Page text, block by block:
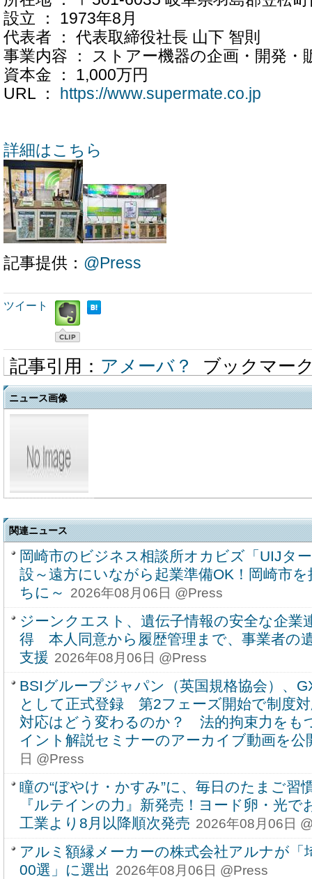
設立 ： 1973年8月
代表者 ： 代表取締役社長 山下 智則
事業内容 ： ストアー機器の企画・開発・
資本金 ： 1,000万円
URL ：
https://www.supermate.co.jp
詳細はこちら
記事提供： @Press
ツイート
記事引用： アメーバ？ ブックマー
ニュース画像
関連ニュース
岡崎市のビジネス相談所オカビズ「UIJタ
設～遠方にいながら起業準備OK！岡崎市
ちに～
2026年08月06日 @Press
ジーンクエスト、遺伝子情報の安全な企業
得 本人同意から履歴管理まで、事業者の
支援 2026年08月06日 @Press
BSIグループジャパン（英国規格協会）、
として正式登録 第2フェーズ開始で制度
対応はどう変わるのか？ 法的拘束力をも
イント解説セミナーのアーカイブ動画を公
日 @Press
瞳の“ぼやけ・かすみ”に、毎日のたまご習
『ルテインの力』新発売！ヨード卵・光
工業より8月以降順次発売 2026年08月06日
アルミ額縁メーカーの株式会社アルナが「
00選」に選出 2026年08月06日 @Press